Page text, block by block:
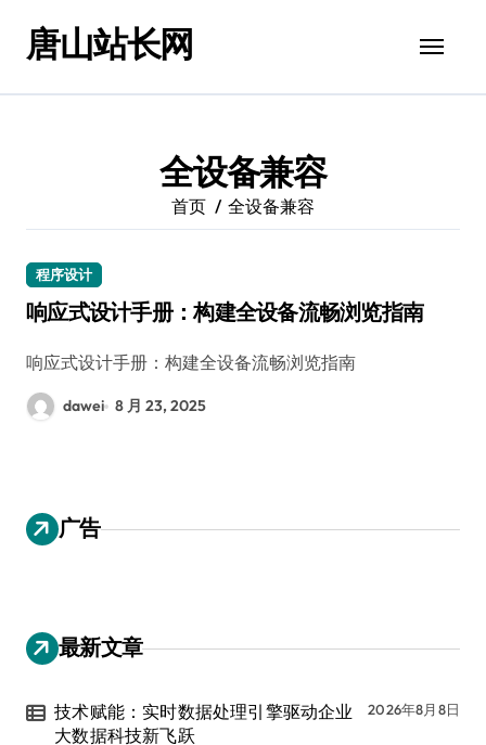
唐山站长网
全设备兼容
首页 全设备兼容
程序设计
响应式设计手册：构建全设备流畅浏览指南
响应式设计手册：构建全设备流畅浏览指南
dawei 8 月 23, 2025
广告
最新文章
技术赋能：实时数据处理引擎驱动企业
大数据科技新飞跃
2026年8月8日